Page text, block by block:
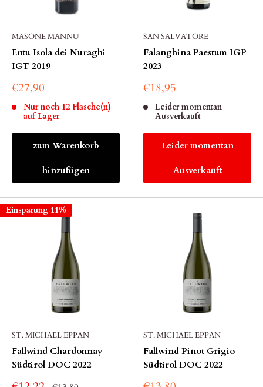
MASONE MANNU
Entu Isola dei Nuraghi
IGT 2019
€27,90
Nur noch 12 Flasche(n)
auf Lager
zum Warenkorb
hinzufügen
SAN SALVATORE
Falanghina Paestum IGP
2023
€18,95
Leider momentan
Ausverkauft
Leider momentan
Ausverkauft
Einsparung 11%
ST. MICHAEL EPPAN
Fallwind Chardonnay
Südtirol DOC 2022
ST. MICHAEL EPPAN
Fallwind Pinot Grigio
Südtirol DOC 2022